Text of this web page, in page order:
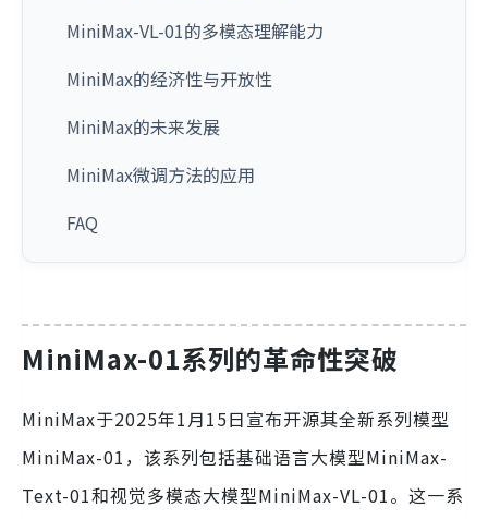
MiniMax-VL-01的多模态理解能力
MiniMax的经济性与开放性
MiniMax的未来发展
MiniMax微调方法的应用
FAQ
MiniMax-01系列的革命性突破
MiniMax于2025年1月15日宣布开源其全新系列模型
MiniMax-01，该系列包括基础语言大模型MiniMax-
Text-01和视觉多模态大模型MiniMax-VL-01。这一系